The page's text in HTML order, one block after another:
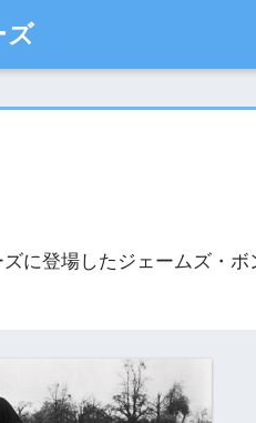
ズ
ズに登場したジェームズ・